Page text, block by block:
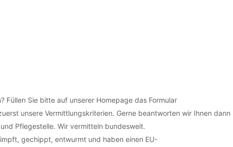
Füllen Sie bitte auf unserer Homepage das Formular
unsere Vermittlungskriterien. Gerne beantworten wir Ihnen dann
Pflegestelle. Wir vermitteln bundesweit.
gechippt, entwurmt und haben einen EU-